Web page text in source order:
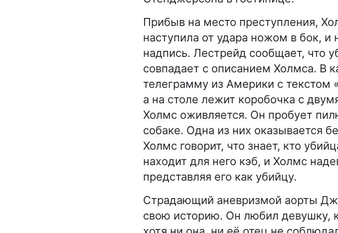
Прибыв на место преступления,
наступила от удара ножом в бок, и
надпись. Лестрейд сообщает, что
совпадает с описанием Холмса. В
телеграмму из Америки с текстом
а на столе лежит коробочка с
Холмс оживляется. Он пробует
собаке. Одна из них оказывается
Холмс говорит, что знает, кто
находит для него кэб, и Холмс
представляя его как убийцу.
Страдающий аневризмой аорты
свою историю. Он любил девушку,